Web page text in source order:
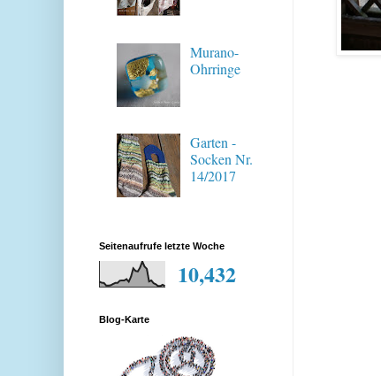
Murano-
Ohrringe
Garten -
Socken Nr.
14/2017
Seitenaufrufe letzte Woche
10,432
Blog-Karte